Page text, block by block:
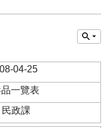
04-25
一覽表
民政課